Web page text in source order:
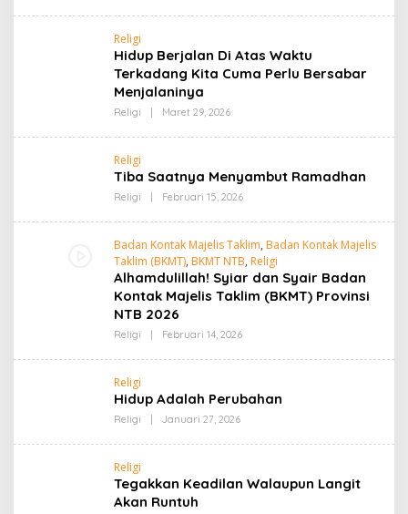
Religi
Hidup Berjalan Di Atas Waktu
Terkadang Kita Cuma Perlu Bersabar
Menjalaninya
Religi | Maret 29, 2026Oleh
Religi
Tiba Saatnya Menyambut Ramadhan
Religi | Februari 15, 2026Oleh
Badan Kontak Majelis Taklim, Badan Kontak Majelis
Taklim (BKMT), BKMT NTB, Religi
Alhamdulillah! Syiar dan Syair Badan
Kontak Majelis Taklim (BKMT) Provinsi
NTB 2026
Religi | Februari 14, 2026Oleh
Religi
Hidup Adalah Perubahan
Religi | Januari 27, 2026Oleh
Religi
Tegakkan Keadilan Walaupun Langit
Akan Runtuh